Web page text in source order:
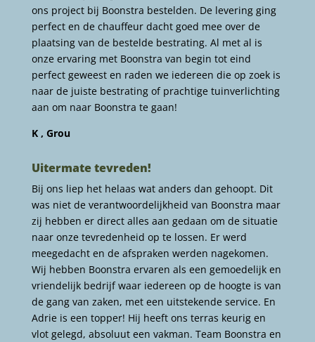
ons project bij Boonstra bestelden. De levering ging
perfect en de chauffeur dacht goed mee over de
plaatsing van de bestelde bestrating. Al met al is
onze ervaring met Boonstra van begin tot eind
perfect geweest en raden we iedereen die op zoek is
naar de juiste bestrating of prachtige tuinverlichting
aan om naar Boonstra te gaan!
K , Grou
Uitermate tevreden!
Bij ons liep het helaas wat anders dan gehoopt. Dit
was niet de verantwoordelijkheid van Boonstra maar
zij hebben er direct alles aan gedaan om de situatie
naar onze tevredenheid op te lossen. Er werd
meegedacht en de afspraken werden nagekomen.
Wij hebben Boonstra ervaren als een gemoedelijk en
vriendelijk bedrijf waar iedereen op de hoogte is van
de gang van zaken, met een uitstekende service. En
Adrie is een topper! Hij heeft ons terras keurig en
vlot gelegd, absoluut een vakman. Team Boonstra en